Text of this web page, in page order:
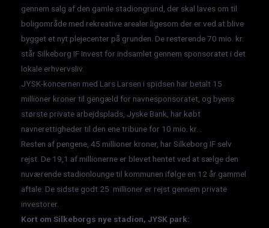
gennem salg af den gamle stadiongrund, der skal laves om til
boligområde med rekreative arealer ligesom der er ved at blive
bygget et nyt plejecenter på grunden. De resterende 70 mio. kr.
står Silkeborg IF Invest for indsamlet gennem sponsoratet i det
lokale erhvervsliv.
JYSK-koncernen med Lars Larsen i spidsen har betalt 15
millioner kroner til gengæld for navnesponsoratet, og byens
største private arbejdsplads, Jyske Bank, har købt
navnerettigheder til den ene tribune for 10 mio. kr. .
Resten af pengene, 45 millioner kroner, har Silkeborg IF selv
rejst. De 19,1 af millionerne er blevet hentet ved at sælge den
nuværende stadionlounge til kommunen ifølge en 12 år gammel
aftale. De sidste godt 25 millioner er rejst gennem private
investorer.
Kort om Silkeborgs nye stadion, JYSK park: